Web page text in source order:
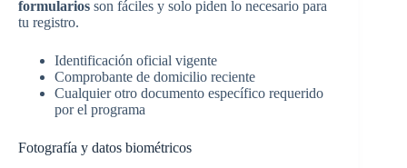
formularios son fáciles y solo piden lo necesario para
tu registro.
Identificación oficial vigente
Comprobante de domicilio reciente
Cualquier otro documento específico requerido
por el programa
Fotografía y datos biométricos